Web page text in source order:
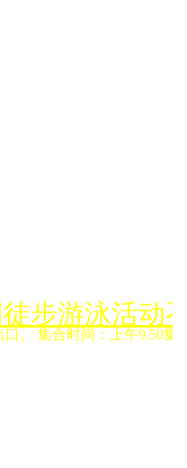
步游泳活动
。 集合时间：上午9.50集